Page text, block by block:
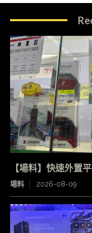
【場料】快速外
場料 2026-08-09